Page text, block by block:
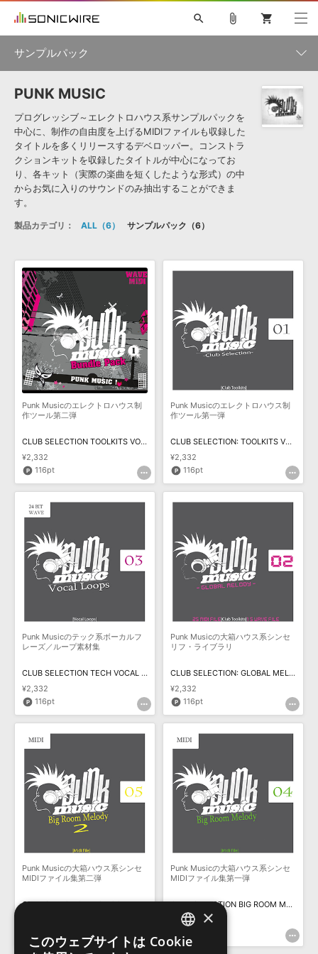
プラグイン・エフェクト »
サンプルパック »
ソフトウェア／ツール »
DAW »
効果音 »
BGM »
キャンペーン »
特集 »
SONICWIREブログ »
製品サポート情報 »
FAQ »
お問い合わせ » 無償のサウンド 管理ソフト
SLS 音素材の制作・ ライセンス提供
search
初音ミク NT 鏡音リン・レン V4X
MEIKO V3
KAITO V3
VOCALOID TOONTRACK
SPITFIRE AUDIO
VIENNA
EZ DRUMMER 3 SERUM
ライセンスフリーBGM
サンプルパックを試そう
ボーカル抜き出し
DUBSTEP
ELECTRONICA
EDM TRANCE MUTANT
ROUTER.FM
SONOCA
ソフト音源 プラグイン・エフェクト
attach_file shopping_cart
サンプルパック
製品一覧
ジャンル
メーカー
フォーマット
ランキング
PUNK MUSIC
プログレッシブ～エレクトロハウス系サンプルパックを
中心に、制作の自由度を上げるMIDIファイルも収録した
タイトルを多くリリースするデベロッパー。コンストラ
クションキットを収録したタイトルが中心になってお
り、各キット（実際の楽曲を短くしたような形式）の中
からお気に入りのサウンドのみ抽出することができま
す。
製品カテゴリ： ALL 6 サンプルパック 6
Punk Musicのエレクトロハウス制
作ツール第二弾
CLUB SELECTION TOOLKITS VOL.2 VOCAL EDITION
¥2,332
116pt
Punk Musicのエレクトロハウス制
作ツール第一弾
CLUB SELECTION: TOOLKITS VOL 1
¥2,332
116pt
Punk Musicのテック系ボーカルフ
レーズ／ループ素材集
CLUB SELECTION TECH VOCAL LOOPS
¥2,332
116pt
Punk Musicの大箱ハウス系シンセ
リフ・ライブラリ
CLUB SELECTION: GLOBAL MELODY
¥2,332
116pt
Punk Musicの大箱ハウス系シンセ
MIDIファイル集第二弾
CLUB SELECTION BIG ROOM MELODY 2
Punk Musicの大箱ハウス系シンセ
MIDIファイル集第一弾
CLUB SELECTION BIG ROOM MELODY 1
¥2,332
ENGLISH
×
このウェブサイトは Cookie